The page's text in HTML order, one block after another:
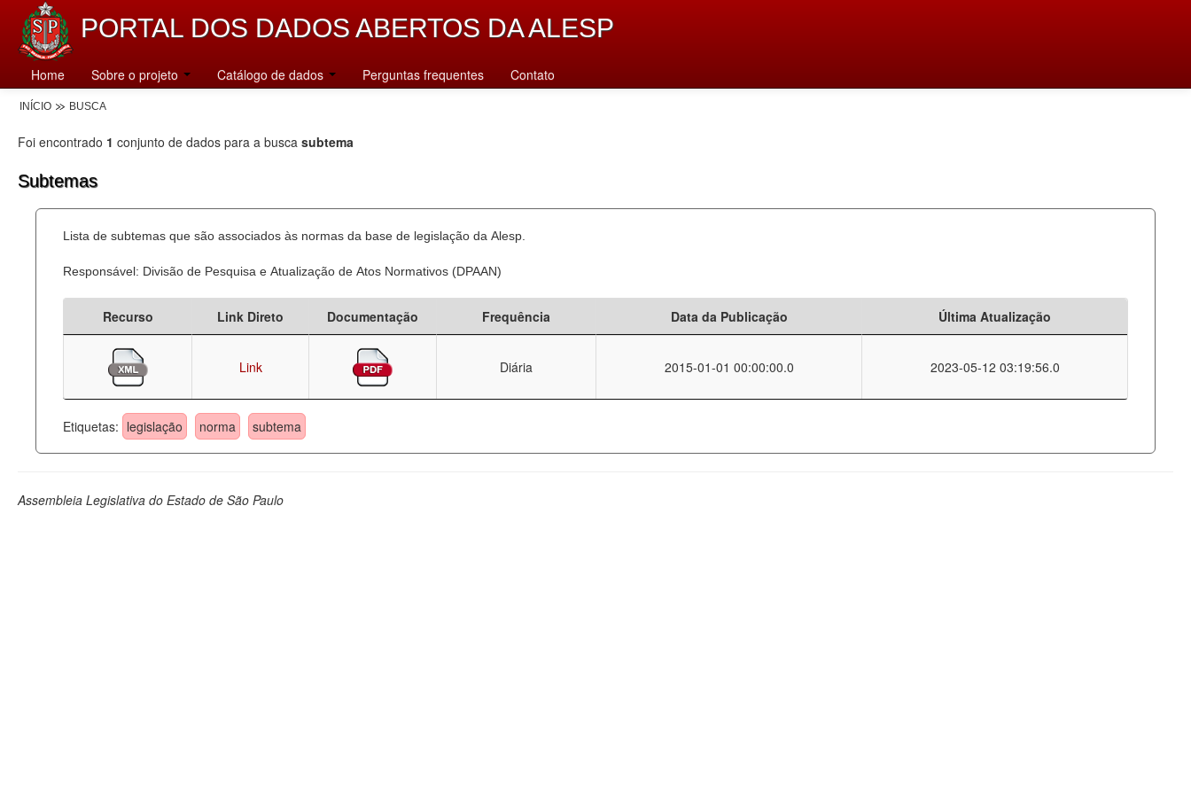
PORTAL DOS DADOS ABERTOS DA ALESP
Home Sobre o projeto Catálogo de dados Perguntas frequentes Contato
INÍCIO BUSCA
Foi encontrado 1 conjunto de dados para a busca subtema
Subtemas
Lista de subtemas que são associados às normas da base de legislação da Alesp.
Responsável: Divisão de Pesquisa e Atualização de Atos Normativos (DPAAN)
Recurso Link Direto Documentação Frequência Data da Publicação Última Atualização
Link Diária 2015-01-01 00:00:00.0 2023-05-12 03:19:56.0
Etiquetas: legislação norma subtema
Assembleia Legislativa do Estado de São Paulo